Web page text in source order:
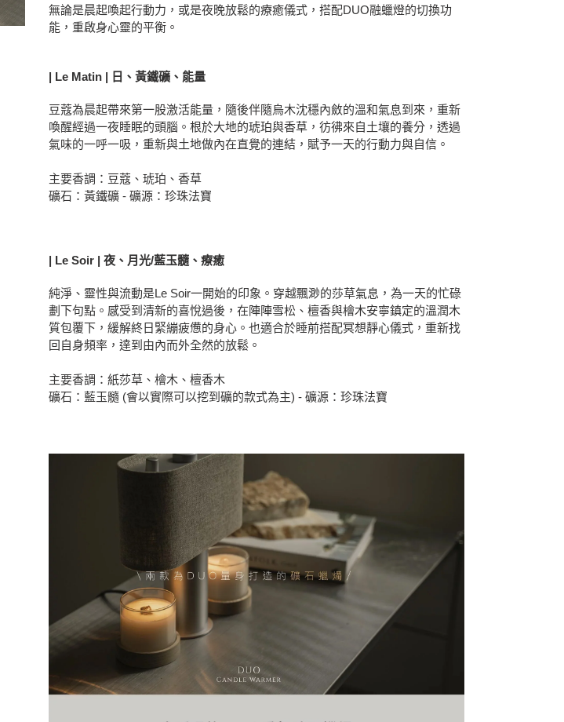
無論是晨起喚起行動力，或是夜晚放鬆的療癒儀式，搭配DUO融蠟燈的切換功
能，重啟身心靈的平衡。
| Le Matin | 日、黃鐵礦、能量
豆蔻為晨起帶來第一股激活能量，隨後伴隨烏木沈穩內斂的溫和氣息到來，重新
喚醒經過一夜睡眠的頭腦。根於大地的琥珀與香草，彷彿來自土壤的養分，透過
氣味的一呼一吸，重新與土地做內在直覺的連結，賦予一天的行動力與自信。
主要香調：豆蔻、琥珀、香草
礦石：黃鐵礦 - 礦源：珍珠法寶
| Le Soir | 夜、月光/藍玉髓、療癒
純淨、靈性與流動是Le Soir一開始的印象。穿越飄渺的莎草氣息，為一天的忙碌
劃下句點。感受到清新的喜悅過後，在陣陣雪松、檀香與檜木安寧鎮定的溫潤木
質包覆下，緩解終日緊繃疲憊的身心。也適合於睡前搭配冥想靜心儀式，重新找
回自身頻率，達到由內而外全然的放鬆。
主要香調：紙莎草、檜木、檀香木
礦石：藍玉髓 (會以實際可以挖到礦的款式為主) - 礦源：珍珠法寶